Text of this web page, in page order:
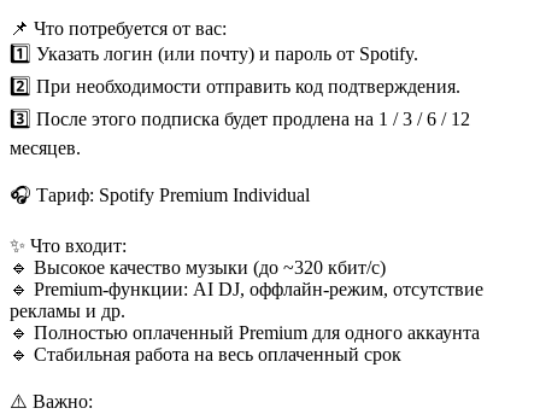
📌 Что потребуется от вас:
1️⃣ Указать логин (или почту) и пароль от Spotify.
2️⃣ При необходимости отправить код подтверждения.
3️⃣ После этого подписка будет продлена на 1 / 3 / 6 / 12
месяцев.
🎧 Тариф: Spotify Premium Individual
✨ Что входит:
🔹 Высокое качество музыки (до ~320 кбит/с)
🔹 Premium-функции: AI DJ, оффлайн-режим, отсутствие
рекламы и др.
🔹 Полностью оплаченный Premium для одного аккаунта
🔹 Стабильная работа на весь оплаченный срок
⚠️ Важно: